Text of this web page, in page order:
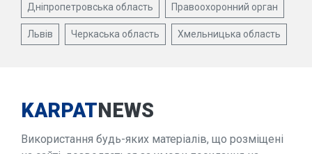
Дніпропетровська область Правоохоронний орган
Львів Черкаська область Хмельницька область
KARPATNEWS
Використання будь-яких матеріалів, що розміщені